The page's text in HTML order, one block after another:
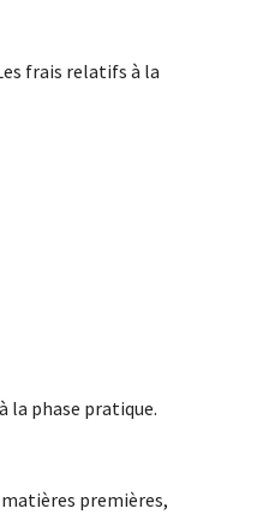
frais relatifs à la
la phase pratique.
premières,